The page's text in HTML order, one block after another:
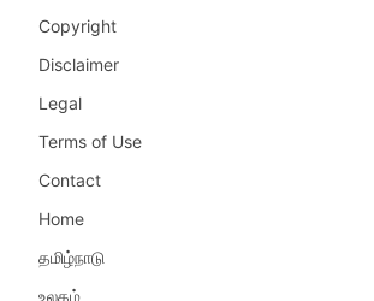
Copyright
Disclaimer
Legal
Terms of Use
Contact
Home
தமிழ்நாடு
உலகம்